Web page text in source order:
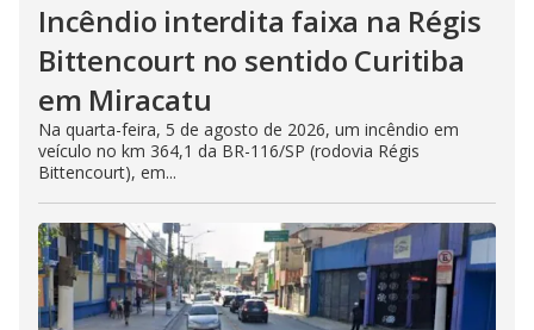
Incêndio interdita faixa na Régis
Bittencourt no sentido Curitiba
em Miracatu
Na quarta-feira, 5 de agosto de 2026, um incêndio em
veículo no km 364,1 da BR-116/SP (rodovia Régis
Bittencourt), em...